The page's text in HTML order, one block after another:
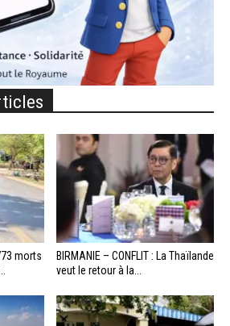
morts
BIRMANIE – CONFLIT : La Thaïlande
veut le retour à la...